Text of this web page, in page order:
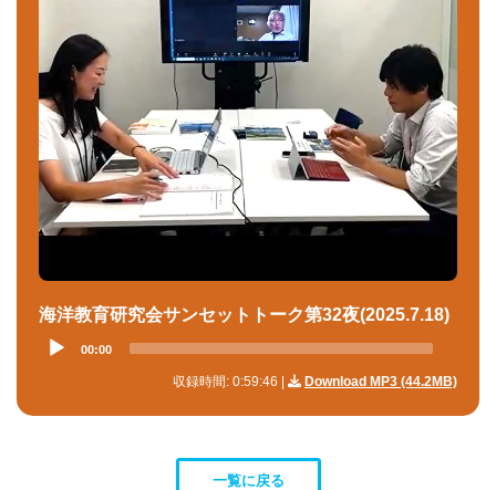
海洋教育研究会サンセットトーク第32夜(2025.7.18)
Audio
Player
00:00
収録時間: 0:59:46 | Download MP3 (44.2MB)
一覧に戻る